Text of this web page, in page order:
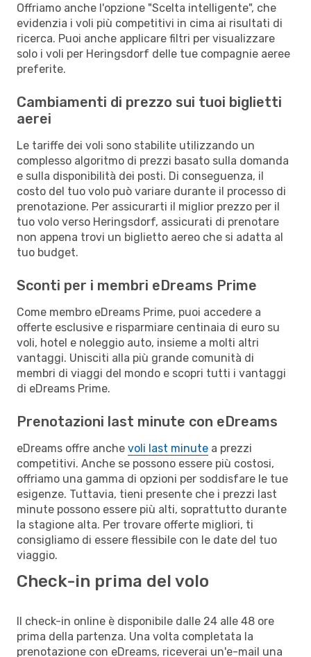
Offriamo anche l'opzione "Scelta intelligente", che
evidenzia i voli più competitivi in cima ai risultati di
ricerca. Puoi anche applicare filtri per visualizzare
solo i voli per Heringsdorf delle tue compagnie aeree
preferite.
Cambiamenti di prezzo sui tuoi biglietti
aerei
Le tariffe dei voli sono stabilite utilizzando un
complesso algoritmo di prezzi basato sulla domanda
e sulla disponibilità dei posti. Di conseguenza, il
costo del tuo volo può variare durante il processo di
prenotazione. Per assicurarti il miglior prezzo per il
tuo volo verso Heringsdorf, assicurati di prenotare
non appena trovi un biglietto aereo che si adatta al
tuo budget.
Sconti per i membri eDreams Prime
Come membro eDreams Prime, puoi accedere a
offerte esclusive e risparmiare centinaia di euro su
voli, hotel e noleggio auto, insieme a molti altri
vantaggi. Unisciti alla più grande comunità di
membri di viaggi del mondo e scopri tutti i vantaggi
di eDreams Prime.
Prenotazioni last minute con eDreams
eDreams offre anche voli last minute a prezzi
competitivi. Anche se possono essere più costosi,
offriamo una gamma di opzioni per soddisfare le tue
esigenze. Tuttavia, tieni presente che i prezzi last
minute possono essere più alti, soprattutto durante
la stagione alta. Per trovare offerte migliori, ti
consigliamo di essere flessibile con le date del tuo
viaggio.
Check-in prima del volo
Il check-in online è disponibile dalle 24 alle 48 ore
prima della partenza. Una volta completata la
prenotazione con eDreams, riceverai un'e-mail una